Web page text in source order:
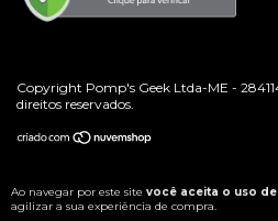
Ao navegar por este site você aceita o uso
agilizar a sua experiência de compra.
Copyright Pomp's Geek Ltda-ME -
direitos reservados.